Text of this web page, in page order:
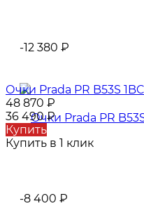
-12 380 ₽
Очки Prada PR B53S
48 870 ₽
36 490₽
Купить
Купить в 1 клик
-8 400 ₽